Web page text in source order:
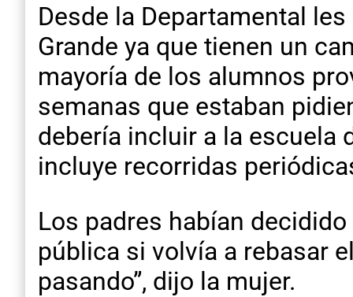
Desde la Departamental
Grande ya que tienen un
mayoría de los alumnos
semanas que estaban
debería incluir a la escuela
incluye recorridas
Los padres habían
pública si volvía a rebasar
pasando”, dijo la mujer.